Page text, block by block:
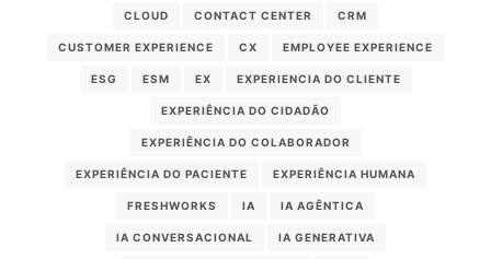
CLOUD CONTACT CENTER CRM
CUSTOMER EXPERIENCE CX EMPLOYEE EXPERIENCE
ESG ESM EX EXPERIENCIA DO CLIENTE
EXPERIÊNCIA DO CIDADÃO
EXPERIÊNCIA DO COLABORADOR
EXPERIÊNCIA DO PACIENTE EXPERIÊNCIA HUMANA
FRESHWORKS IA IA AGÊNTICA
IA CONVERSACIONAL IA GENERATIVA